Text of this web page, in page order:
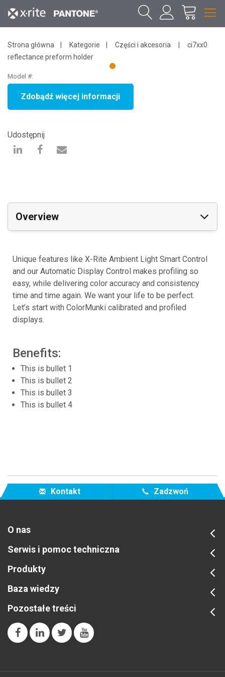
Strona główna Kategorie Części i akcesoria
ci7xx0
reflectance preform holder
1
Model #:
Zdobądź więcej informacji
Udostępnij
Overview
Unique features like X-Rite Ambient Light Smart Control
and our Automatic Display Control makes profiling so
easy, while delivering color accuracy and consistency
time and time again. We want your life to be perfect.
Let’s start with ColorMunki calibrated and profiled
displays.
Benefits:
This is bullet 1
This is bullet 2
This is bullet 3
This is bullet 4
Kontakt Zadzwoń
O nas
Serwis i pomoc techniczna
Produkty
Baza wiedzy
Pozostałe treści